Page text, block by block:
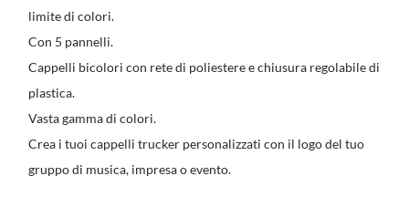
limite di colori.
Con 5 pannelli.
Cappelli bicolori con rete di poliestere e chiusura regolabile di
plastica.
Vasta gamma di colori.
Crea i tuoi cappelli trucker personalizzati con il logo del tuo
gruppo di musica, impresa o evento.